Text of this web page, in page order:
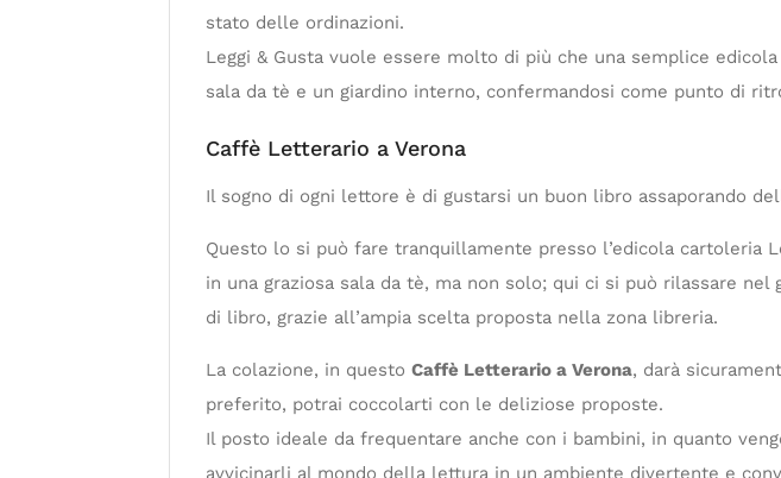
stato delle ordinazioni.
Leggi & Gusta vuole essere molto di più che una semplice
sala da tè e un giardino interno, confermandosi come punto di
Caffè Letterario a Verona
Il sogno di ogni lettore è di gustarsi un buon libro assaporando
Questo lo si può fare tranquillamente presso l’edicola cartoleria
in una graziosa sala da tè, ma non solo; qui ci si può rilassare
di libro, grazie all’ampia scelta proposta nella zona libreria.
La colazione, in questo Caffè Letterario a Verona, darà
preferito, potrai coccolarti con le deliziose proposte.
Il posto ideale da frequentare anche con i bambini, in quanto
avvicinarli al mondo della lettura in un ambiente divertente e